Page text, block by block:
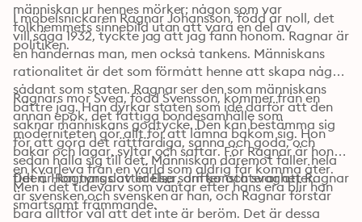
människan ur hennes mörker; någon som var
folkhemmets sinnebild utan att vara en del av
politiken.
I möbelsnickaren Ragnar Johansson, född år noll, det
vill säga 1932, tyckte jag att jag fann honom. Ragnar är
en händernas man, men också tankens. Människans
rationalitet är det som förmått henne att skapa något
sådant som staten. Ragnar ser den som människans
bättre jag. Han dyrkar staten som idé därför att den
saknar människans godtycke. Den kan bestämma sig
för att göra det rättfärdiga, sanna och goda, och
sedan hålla sig till det. Människan däremot faller hela
tiden. Hon tyngs av lidelser, drifter och svagheter.
Ragnars mor Svea, född Svensson, kommer från en
annan epok, det fattiga bondesamhälle som
moderniteten gör allt för att lämna bakom sig. Hon
bakar och lagar, syltar och saftar. För Ragnar är hon
en kvarleva från en värld som aldrig får komma åter.
Men i det tidevarv som väntar efter hans era blir han
smärtsamt främmande.
Det är Ragnars dotter Elsa som konstaterar att Ragnar
är svensken och svensken är han, och Ragnar förstår
bara alltför väl att det inte är beröm. Det är dessa